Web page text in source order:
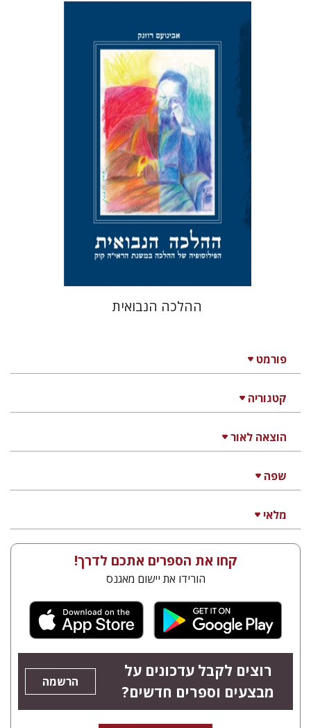
פורמט
קטגוריה
הוצאה לאור
שפה
מלאי
אבינועם רוזנק
הנחת אתר ספר מודפס
$43
$39
ההלכה הנבואית
קחו את הספרים אתכם לדרך!
הורידו את יישום מאגנס
רוצים לקבל עדכונים על
מבצעים וספרים חדשים?
הרשמה